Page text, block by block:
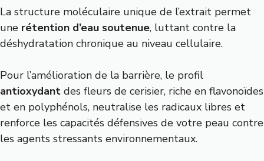
La structure moléculaire unique de l’extrait permet
une rétention d’eau soutenue, luttant contre la
déshydratation chronique au niveau cellulaire.
Pour l’amélioration de la barrière, le profil
antioxydant des fleurs de cerisier, riche en flavonoïdes
et en polyphénols, neutralise les radicaux libres et
renforce les capacités défensives de votre peau contre
les agents stressants environnementaux.